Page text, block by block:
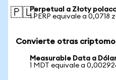
🇵🇱Perpetual a Złoty
1 PERP equivale a 0,0718
Convierte otras
Measurable Data a
1 MDT equivale a